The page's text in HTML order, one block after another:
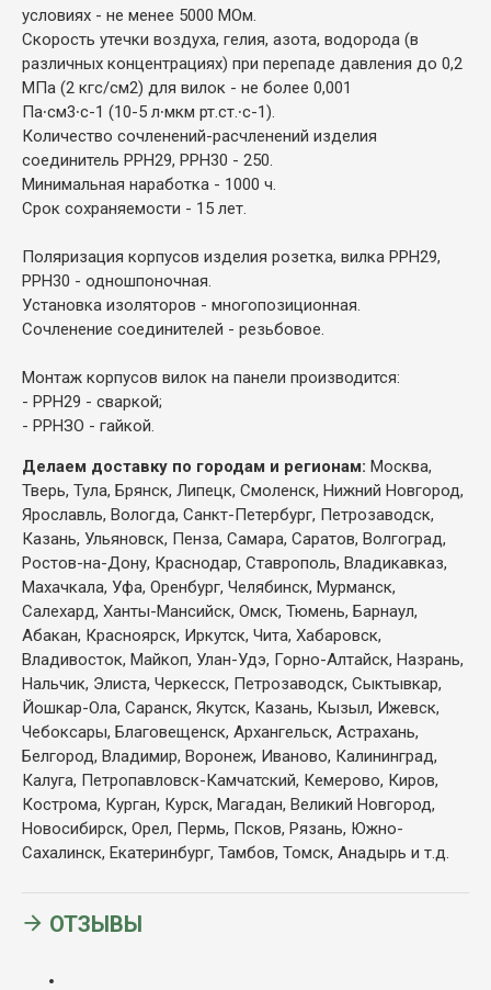
условиях - не менее 5000 МОм.
Скорость утечки воздуха, гелия, азота, водорода (в
различных концентрациях) при перепаде давления до 0,2
МПа (2 кгс/см2) для вилок - не более 0,001
Па∙см3∙с-1 (10-5 л∙мкм рт.ст.∙с-1).
Количество сочленений-расчленений изделия
соединитель РРН29, РРН30 - 250.
Минимальная наработка - 1000 ч.
Срок сохраняемости - 15 лет.
Поляризация корпусов изделия розетка, вилка РРН29,
РРН30 - одношпоночная.
Установка изоляторов - многопозиционная.
Сочленение соединителей - резьбовое.
Монтаж корпусов вилок на панели производится:
- РРН29 - сваркой;
- РРНЗО - гайкой.
Делаем доставку по городам и регионам: Москва,
Тверь, Тула, Брянск, Липецк, Смоленск, Нижний Новгород,
Ярославль, Вологда, Санкт-Петербург, Петрозаводск,
Казань, Ульяновск, Пенза, Самара, Саратов, Волгоград,
Ростов-на-Дону, Краснодар, Ставрополь, Владикавказ,
Махачкала, Уфа, Оренбург, Челябинск, Мурманск,
Салехард, Ханты-Мансийск, Омск, Тюмень, Барнаул,
Абакан, Красноярск, Иркутск, Чита, Хабаровск,
Владивосток, Майкоп, Улан-Удэ, Горно-Алтайск, Назрань,
Нальчик, Элиста, Черкесск, Петрозаводск, Сыктывкар,
Йошкар-Ола, Саранск, Якутск, Казань, Кызыл, Ижевск,
Чебоксары, Благовещенск, Архангельск, Астрахань,
Белгород, Владимир, Воронеж, Иваново, Калининград,
Калуга, Петропавловск-Камчатский, Кемерово, Киров,
Кострома, Курган, Курск, Магадан, Великий Новгород,
Новосибирск, Орел, Пермь, Псков, Рязань, Южно-
Сахалинск, Екатеринбург, Тамбов, Томск, Анадырь и т.д.
ОТЗЫВЫ